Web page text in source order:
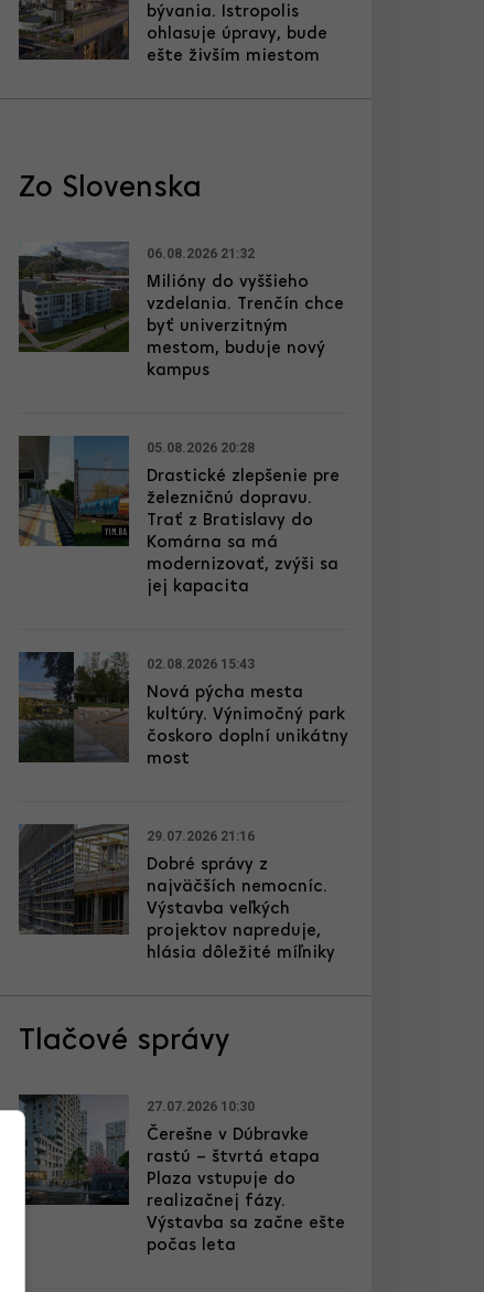
bývania. Istropolis
ohlasuje úpravy, bude
ešte živším miestom
Zo Slovenska
06.08.2026 21:32
Milióny do vyššieho
vzdelania. Trenčín chce
byť univerzitným
mestom, buduje nový
kampus
05.08.2026 20:28
Drastické zlepšenie pre
železničnú dopravu.
Trať z Bratislavy do
Komárna sa má
modernizovať, zvýši sa
jej kapacita
02.08.2026 15:43
Nová pýcha mesta
kultúry. Výnimočný park
čoskoro doplní unikátny
most
29.07.2026 21:16
Dobré správy z
najväčších nemocníc.
Výstavba veľkých
projektov napreduje,
hlásia dôležité míľniky
Tlačové správy
27.07.2026 10:30
Čerešne v Dúbravke
rastú – štvrtá etapa
Plaza vstupuje do
realizačnej fázy.
Výstavba sa začne ešte
počas leta